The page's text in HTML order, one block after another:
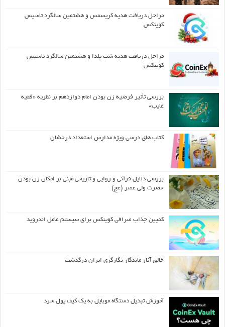
مراحل دریافت هدیه کریسمس و هشتمین سالگرد تاسیس
کوینکس
مراحل دریافت هدیه شب یلدا و هشتمین سالگرد تاسیس
کوینکس
بررسی تأثیر فرضیه زن بودن امام دوازدهم بر نظریه «فقیه
غایب»
کتاب های درسی ویژه مدارس استعداد درخشان
بررسی دلایل قرآنی و روایی و تاریخی مبنی بر امکان زن بودن
حضرت ولی عصر (عج)
کمپین جذاب صرافی کوینکس برای سیستم عامل اندروید
خالق آثار ماندگار نگارگری ایران درگذشت
آموزش تبدیل دستگاه موبایل به یک کیف‌ پول سرد